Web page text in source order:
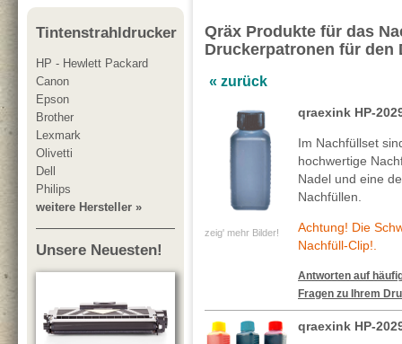
Tintenstrahldrucker
HP - Hewlett Packard
Canon
Epson
Brother
Lexmark
Olivetti
Dell
Philips
weitere Hersteller »
Unsere Neuesten!
Qräx Produkte für das
Druckerpatronen für den
« zurück
zeig' mehr Bilder!
qraexink HP-
Im Nachfüllset
hochwertige
Nadel und eine
Nachfüllen.
Achtung! Die
Nachfüll-Clip!.
Antworten auf
Fragen zu Ihrem
qraexink HP-